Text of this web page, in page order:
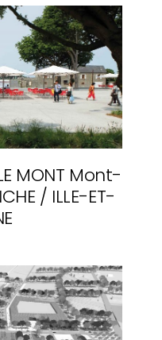
MONT Mont-
/ ILLE-ET-